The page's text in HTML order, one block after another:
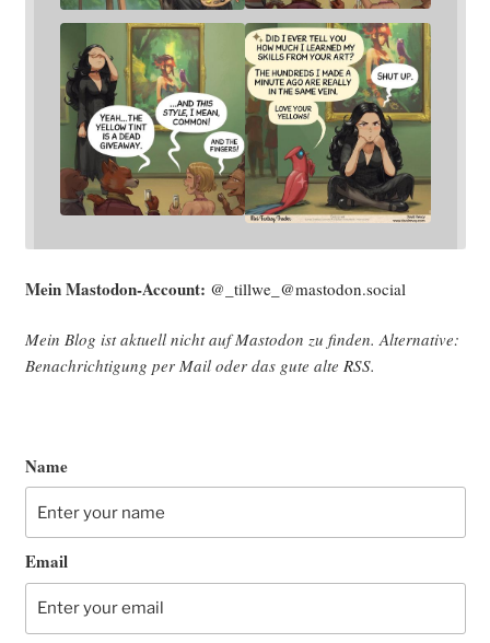
Mein Mast­o­don-Account: @_tillwe_@mastodon.social
Mein Blog ist aktu­ell nicht auf Mast­o­don zu fin­den. Alter­na­ti­ve:
Benach­rich­ti­gung per Mail oder das gute alte RSS.
Name
Email